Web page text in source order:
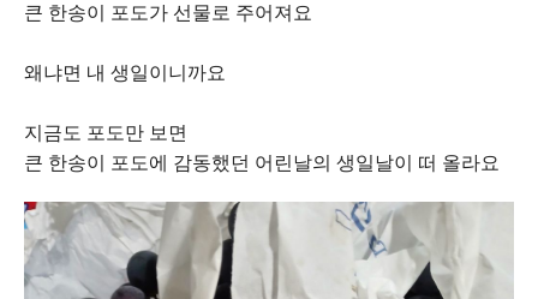
큰 한송이 포도가 선물로 주어져요
왜냐면 내 생일이니까요
지금도 포도만 보면
큰 한송이 포도에 감동했던 어린날의 생일날이 떠 올라요